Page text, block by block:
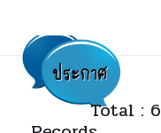
Total : 6